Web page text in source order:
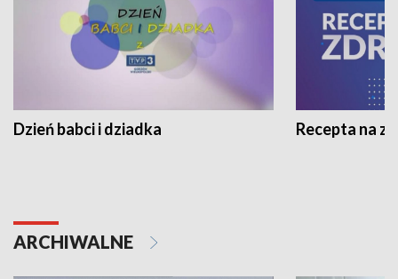
Dzień babci i dziadka Recepta na
ARCHIWALNE